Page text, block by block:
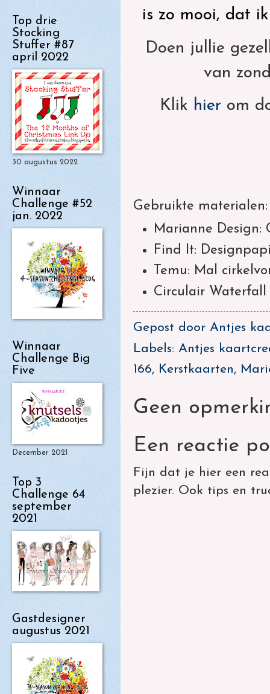
is zo mooi, dat
Doen jullie
van
Klik hier om
Gebruikte materialen:
Marianne Design:
Find It:
Temu: Mal
Circulair Waterfall
Gepost door Antjes
Labels: Antjes
166, Kerstkaarten,
Geen
Een reactie
Fijn dat je hier een
plezier. Ook tips en
Top drie
Stocking
Stuffer #87
april 2022
30 augustus 2022
Winnaar
Challenge #52
jan. 2022
Winnaar
Challenge Big
Five
December 2021
Top 3
Challenge 64
september
2021
Gastdesigner
augustus 2021